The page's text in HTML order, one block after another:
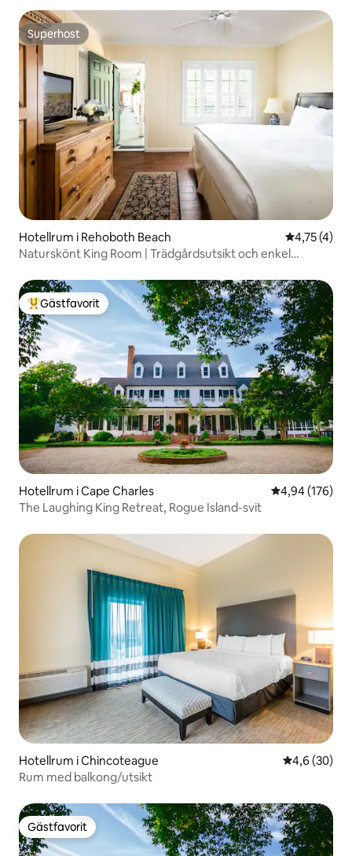
Superhost
Superhost
Hotellrum i Rehoboth Beach 4,75 av 5 i
4,75 (4)
Naturskönt King Room | Trädgårdsutsikt och enkel
Populär gästfavorit
Gästfavorit
Hotellrum i Cape Charles 4,94 av 5 i
4,94 (176)
The Laughing King Retreat, Rogue Island-svit
Hotellrum i Chincoteague 4,6 av 5 i
4,6 (30)
Rum med balkong/utsikt
Gästfavorit
Gästfavorit